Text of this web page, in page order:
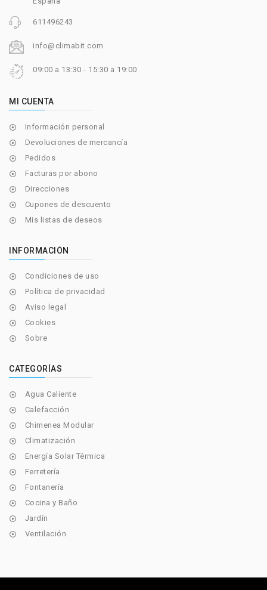
611496243
info@climabit.com
09:00 a 13:30 - 15:30 a 19:00
MI CUENTA
 Información personal
 Devoluciones de mercancía
 Pedidos
 Facturas por abono
 Direcciones
 Cupones de descuento
 Mis listas de deseos
INFORMACIÓN
 Condiciones de uso
 Política de privacidad
 Aviso legal
 Cookies
 Sobre
CATEGORÍAS
 Agua Caliente
 Calefacción
 Chimenea Modular
 Climatización
 Energía Solar Térmica
 Ferretería
 Fontanería
 Cocina y Baño
 Jardín
 Ventilación